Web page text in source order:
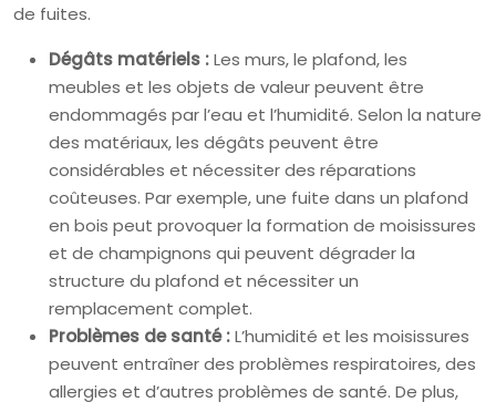
de fuites.
Dégâts matériels :Les murs, le plafond, les
meubles et les objets de valeur peuvent être
endommagés par l’eau et l’humidité. Selon la nature
des matériaux, les dégâts peuvent être
considérables et nécessiter des réparations
coûteuses. Par exemple, une fuite dans un plafond
en bois peut provoquer la formation de moisissures
et de champignons qui peuvent dégrader la
structure du plafond et nécessiter un
remplacement complet.
Problèmes de santé :L’humidité et les moisissures
peuvent entraîner des problèmes respiratoires, des
allergies et d’autres problèmes de santé. De plus,